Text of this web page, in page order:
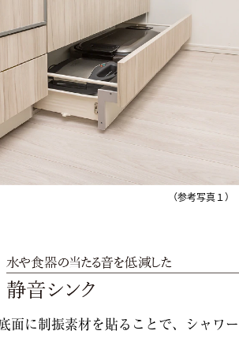
（参考写真１）
面に制振素材を貼ることで、シャワー